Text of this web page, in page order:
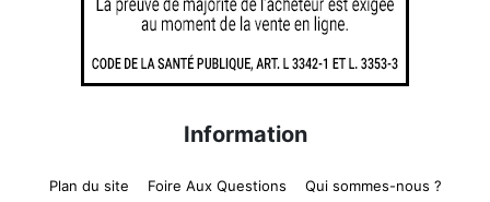
Information
Plan du site Foire Aux Questions
Qui sommes-nous ?